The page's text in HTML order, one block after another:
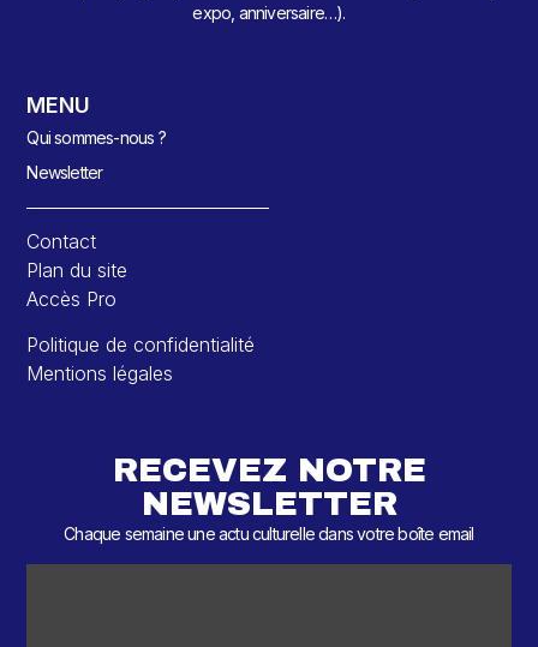
expo, anniversaire…).
MENU
Qui sommes-nous ?
Newsletter
Contact
Plan du site
Accès Pro
Politique de confidentialité
Mentions légales
RECEVEZ NOTRE
NEWSLETTER
Chaque semaine une actu culturelle dans votre boîte email